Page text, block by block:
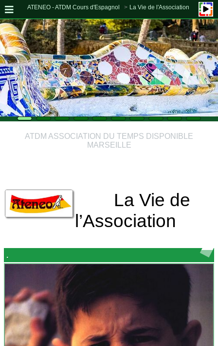
ATENEO - ATDM Cours d'Espagnol La Vie de l'Association
ATDM ASSOCIATION DU TEMPS DISPONIBLE
MARSEILLE
La Vie de
l’Association
.